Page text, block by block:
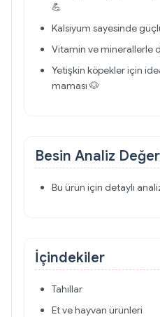
💪
Kalsiyum sayesinde
Vitamin ve minerallerle
Yetişkin köpekler için
maması 🐶
Besin Analiz
Bu ürün için detaylı
İçindekiler
Tahıllar
Et ve hayvan ürünleri